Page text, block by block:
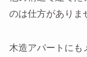
のは仕方がありま
木造アパートにも